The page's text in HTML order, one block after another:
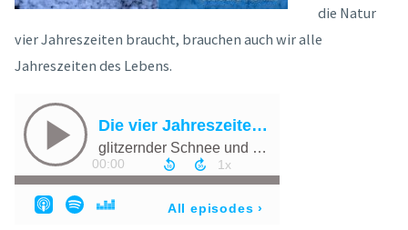
die Natur
vier Jahreszeiten braucht, brauchen auch wir alle
Jahreszeiten des Lebens.